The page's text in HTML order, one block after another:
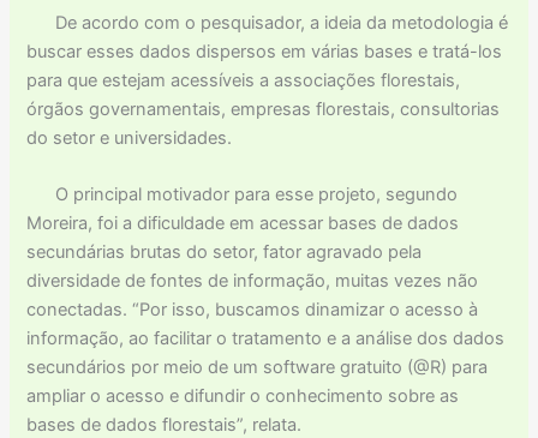
De acordo com o pesquisador, a ideia da metodologia é
buscar esses dados dispersos em várias bases e tratá-los
para que estejam acessíveis a associações florestais,
órgãos governamentais, empresas florestais, consultorias
do setor e universidades.
O principal motivador para esse projeto, segundo
Moreira, foi a dificuldade em acessar bases de dados
secundárias brutas do setor, fator agravado pela
diversidade de fontes de informação, muitas vezes não
conectadas. “Por isso, buscamos dinamizar o acesso à
informação, ao facilitar o tratamento e a análise dos dados
secundários por meio de um software gratuito (@R) para
ampliar o acesso e difundir o conhecimento sobre as
bases de dados florestais”, relata.